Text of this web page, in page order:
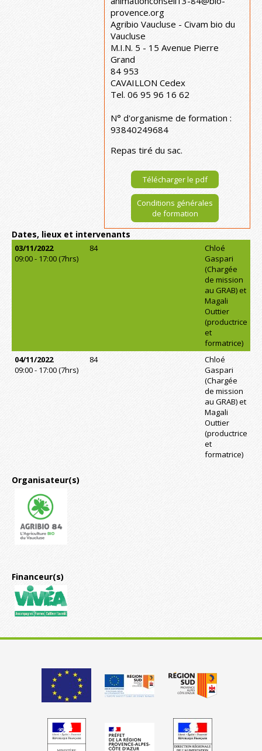
provence.org
Agribio Vaucluse - Civam bio du
Vaucluse
M.I.N. 5 - 15 Avenue Pierre
Grand
84 953
CAVAILLON Cedex
Tel. 06 95 96 16 62
N° d'organisme de formation :
93840249684
Repas tiré du sac.
Télécharger le pdf
Conditions générales
de formation
Dates, lieux et intervenants
03/11/2022
09:00 - 17:00 (7hrs)
84
Chloé
Gaspari
(Chargée
de mission
au GRAB) et
Magali
Outtier
(productrice
et
formatrice)
04/11/2022
09:00 - 17:00 (7hrs)
84
Chloé
Gaspari
(Chargée
de mission
au GRAB) et
Magali
Outtier
(productrice
et
formatrice)
Organisateur(s)
Financeur(s)